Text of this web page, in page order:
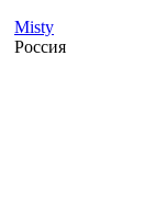
Misty
Россия